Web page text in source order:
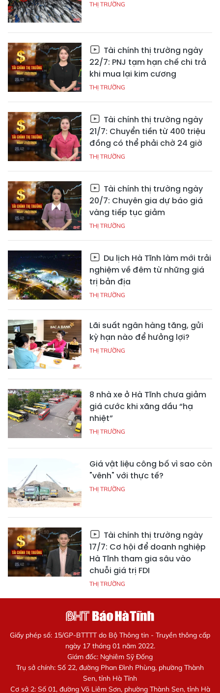
THỊ TRƯỜNG
Tài chính thị trường ngày
22/7: PNJ tạm hạn chế chi trả
khi mua lại kim cương
THỊ TRƯỜNG
Tài chính thị trường ngày
21/7: Chuyển tiền từ 400 triệu
đồng có thể phải chờ 24 giờ
THỊ TRƯỜNG
Tài chính thị trường ngày
20/7: Chuyên gia dự báo giá
vàng tiếp tục giảm
THỊ TRƯỜNG
Du lịch Hà Tĩnh làm mới trải
nghiệm về đêm từ những giá
trị bản địa
THỊ TRƯỜNG
Lãi suất ngân hàng tăng, gửi
kỳ hạn nào để hưởng lợi?
THỊ TRƯỜNG
8 nhà xe ở Hà Tĩnh chưa giảm
giá cước khi xăng dầu “hạ
nhiệt”
THỊ TRƯỜNG
Giá vật liệu công bố vì sao còn
"vênh" với thực tế?
THỊ TRƯỜNG
Tài chính thị trường ngày
17/7: Cơ hội để doanh nghiệp
Hà Tĩnh tham gia sâu vào
chuỗi giá trị FDI
THỊ TRƯỜNG
Giấy phép số: 15/GP-BTTTT do Bộ Thông tin - Truyền thông cấp
ngày 17 tháng 01 năm 2022.
Giám đốc: Nghiêm Sỹ Đống
Trụ sở chính: Số 22, đường Phan Đình Phùng, phường Thành
Sen, tỉnh Hà Tĩnh
Cơ sở 2: Số 01, đường Võ Liêm Sơn, phường Thành Sen, tỉnh Hà